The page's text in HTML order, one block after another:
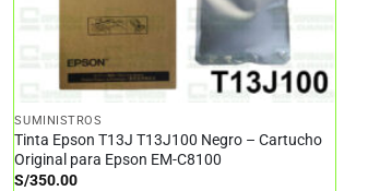
SUMINISTROS
Tinta Epson T13J T13J100 Negro – Cartucho
Original para Epson EM-C8100
S/350.00